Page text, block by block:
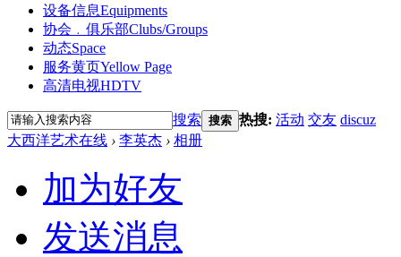
设备信息Equipments
协会﹒俱乐部Clubs/Groups
动态Space
服务黄页Yellow Page
高清电视HDTV
搜索 搜索 热搜: 活动 交友 discuz
大西洋艺术在线 › 李英杰 › 相册
加为好友
发送消息